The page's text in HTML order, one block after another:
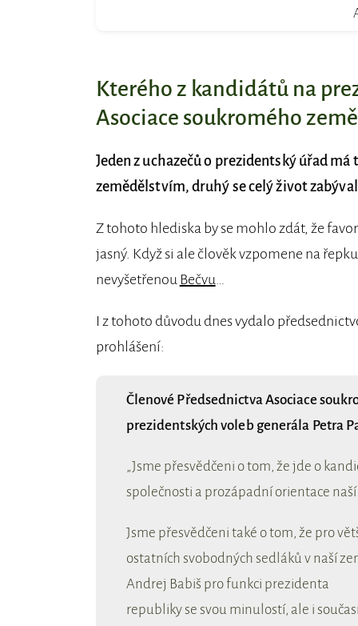
Kterého z kandidátů na
Asociace soukromého
Jeden z uchazečů o prezidentský úřad
zemědělstvím, druhý se celý život
Z tohoto hlediska by se mohlo zdát, že
jasný. Když si ale člověk vzpomene na
nevyšetřenou Bečvu
I z tohoto důvodu dnes vydalo
prohlášení:
Členové Předsednictva Asociace
prezidentských voleb generála Petra
„Jsme přesvědčeni o tom, že jde o
společnosti a prozápadní orientace
Jsme přesvědčeni také o tom, že pro
ostatních svobodných sedláků v naší
Andrej Babiš pro funkci prezidenta
republiky se svou minulostí, ale i